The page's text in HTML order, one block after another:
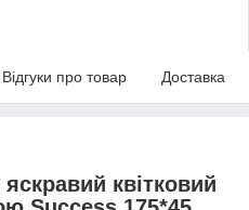
Відгуки про товар Доставка
квітковий